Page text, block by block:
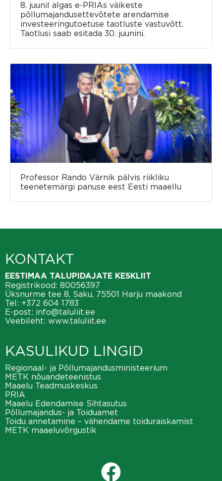
8. juunil algas e-PRIAs väikeste
põllumajandusettevõtete arendamise
investeeringutoetuse taotluste vastuvõtt.
Taotlusi saab esitada 30. juunini.
Professor Rando Värnik pälvis riikliku
teenetemärgi panuse eest Eesti maaellu
KONTAKT
EESTIMAA TALUPIDAJATE KESKLIIT
Registrikood: 80056397
Üksnurme tee 8, Saku, 75501 Harju maakond
Tel: +372 604 1783
E-post: info@taluliit.ee
Veebileht: www.taluliit.ee
KASULIKUD LINGID
Regionaal- ja Põllumajandusministeerium
METK nõuandeteenistus
Maaelu Teadmuskeskus
PRIA
Maaelu Edendamise Sihtasutus
Põllumajandus- ja Toiduamet
Toidu annetamine – vähendame toiduraiskamist
METK maaeluvõrgustik